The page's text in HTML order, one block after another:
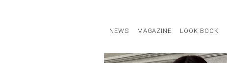
NEWS MAGAZINE LOOK BOOK
STAFF STYLE